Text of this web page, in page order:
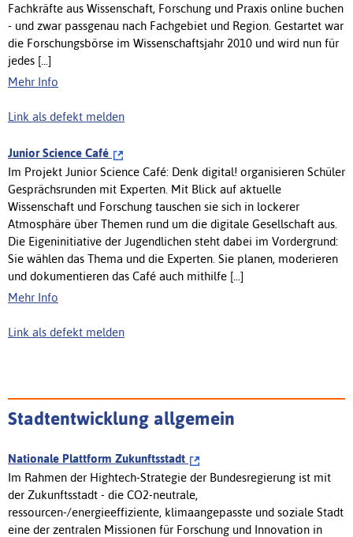
Fachkräfte aus Wissenschaft, Forschung und Praxis online buchen
- und zwar passgenau nach Fachgebiet und Region. Gestartet war
die Forschungsbörse im Wissenschaftsjahr 2010 und wird nun für
jedes [...]
Mehr Info
Link als defekt melden
Junior Science Café
Im Projekt Junior Science Café: Denk digital! organisieren Schüler
Gesprächsrunden mit Experten. Mit Blick auf aktuelle
Wissenschaft und Forschung tauschen sie sich in lockerer
Atmosphäre über Themen rund um die digitale Gesellschaft aus.
Die Eigeninitiative der Jugendlichen steht dabei im Vordergrund:
Sie wählen das Thema und die Experten. Sie planen, moderieren
und dokumentieren das Café auch mithilfe [...]
Mehr Info
Link als defekt melden
Stadtentwicklung allgemein
Nationale Plattform Zukunftsstadt
Im Rahmen der Hightech-Strategie der Bundesregierung ist mit
der Zukunftsstadt - die CO2-neutrale,
ressourcen-/energieeffiziente, klimaangepasste und soziale Stadt
eine der zentralen Missionen für Forschung und Innovation in